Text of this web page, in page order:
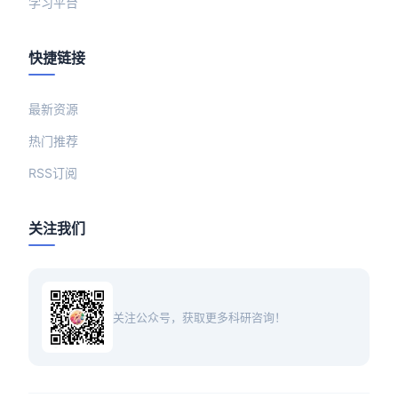
快捷链接
最新资源
热门推荐
RSS订阅
关注我们
关注公众号，获取更多科研咨询！